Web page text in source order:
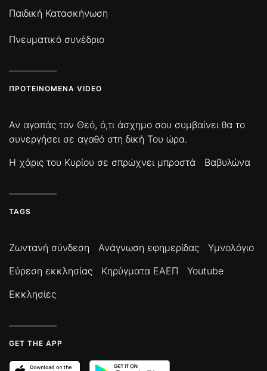
Παιδική Κατασκήνωση
Πνευματικό συνέδριο
ΠΡΟΤΕΙΝΌΜΕΝΑ VIDEO
Αν αγαπάς τον Θεό, ό,τι άσχημο σου συμβαίνει θα το
συνεργήσει σε αγαθό στη δική Του ώρα.
Η χάρις του Κυρίου σε σπρώχνει μπροστά
Βαβυλώνα
TAGS
Ζωντανή σύνδεση Ανάγνωση εφημερίδας
Υμνολόγιο
Εύρεση εκκλησίας
Κηρύγματα ΕΑΕΠ
Youtube
Εκκλησίες
GET THE APP